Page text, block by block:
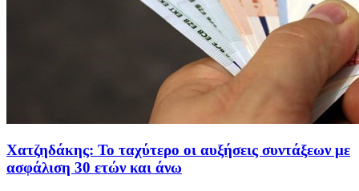
Χατζηδάκης: Το ταχύτερο οι αυξήσεις συντάξεων με
ασφάλιση 30 ετών και άνω